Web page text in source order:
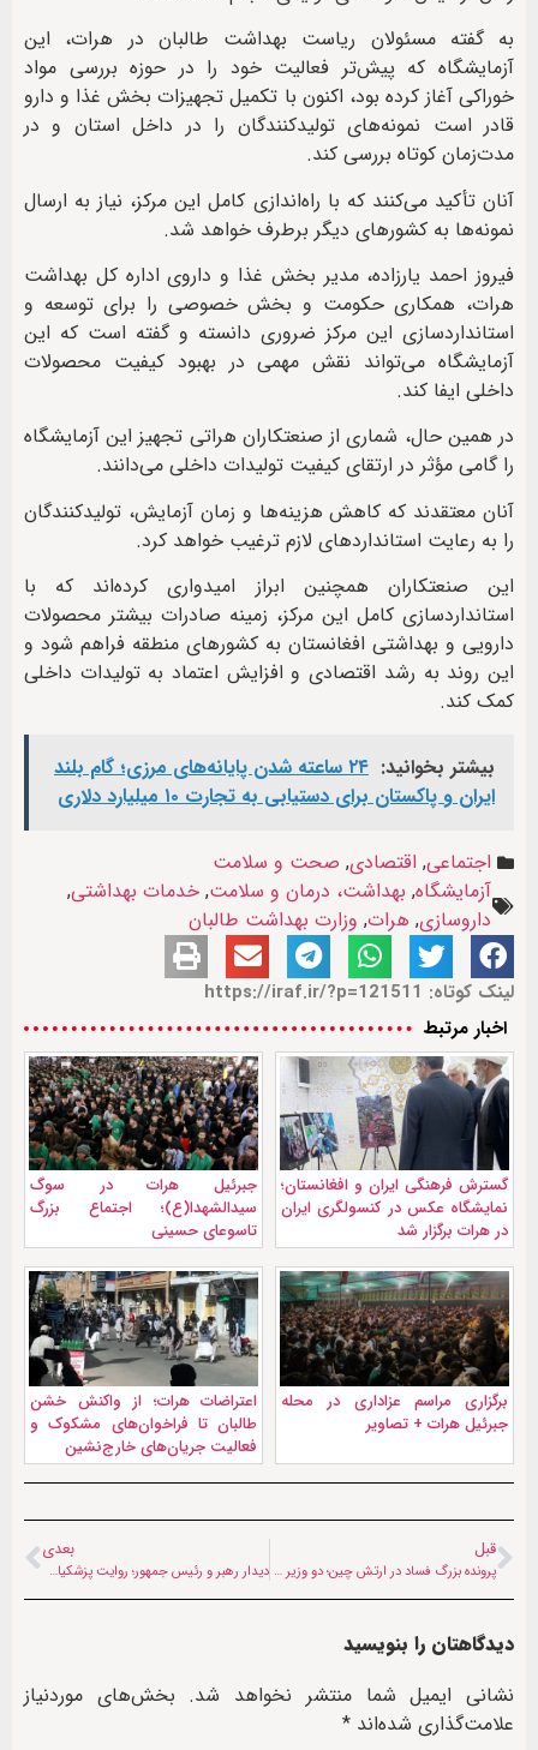
به گفته مسئولان ریاست بهداشت طالبان در هرات، این
آزمایشگاه که پیش‌تر فعالیت خود را در حوزه بررسی مواد
خوراکی آغاز کرده بود، اکنون با تکمیل تجهیزات بخش غذا و دارو
قادر است نمونه‌های تولیدکنندگان را در داخل استان و در
مدت‌زمان کوتاه بررسی کند.
آنان تأکید می‌کنند که با راه‌اندازی کامل این مرکز، نیاز به ارسال
نمونه‌ها به کشورهای دیگر برطرف خواهد شد.
فیروز احمد یارزاده، مدیر بخش غذا و داروی اداره کل بهداشت
هرات، همکاری حکومت و بخش خصوصی را برای توسعه و
استانداردسازی این مرکز ضروری دانسته و گفته است که این
آزمایشگاه می‌تواند نقش مهمی در بهبود کیفیت محصولات
داخلی ایفا کند.
در همین حال، شماری از صنعتکاران هراتی تجهیز این آزمایشگاه
را گامی مؤثر در ارتقای کیفیت تولیدات داخلی می‌دانند.
آنان معتقدند که کاهش هزینه‌ها و زمان آزمایش، تولیدکنندگان
را به رعایت استانداردهای لازم ترغیب خواهد کرد.
این صنعتکاران همچنین ابراز امیدواری کرده‌اند که با
استانداردسازی کامل این مرکز، زمینه صادرات بیشتر محصولات
دارویی و بهداشتی افغانستان به کشورهای منطقه فراهم شود و
این روند به رشد اقتصادی و افزایش اعتماد به تولیدات داخلی
کمک کند.
بیشتر بخوانید:
۲۴ ساعته شدن پایانه‌های مرزی؛ گام بلند
ایران و پاکستان برای دستیابی به تجارت ۱۰ میلیارد دلاری
اجتماعی, اقتصادی, صحت و سلامت
آزمایشگاه, بهداشت، درمان و سلامت, خدمات بهداشتی,
داروسازی, هرات, وزارت بهداشت طالبان
لینک کوتاه: https://iraf.ir/?p=121511
اخبار مرتبط
گسترش فرهنگی ایران و افغانستان؛
نمایشگاه عکس در کنسولگری ایران
در هرات برگزار شد
جبرئیل هرات در سوگ
سیدالشهدا(ع)؛ اجتماع بزرگ
تاسوعای حسینی
برگزاری مراسم عزاداری در محله
جبرئیل هرات + تصاویر
اعتراضات هرات؛ از واکنش خشن
طالبان تا فراخوان‌های مشکوک و
فعالیت جریان‌های خارج‌نشین
قبل
پرونده بزرگ فساد در ارتش چین؛ دو وزیر دفاع پیشین به اعدام محکوم شدند
بعدی
دیدار رهبر و رئیس جمهور؛ روایت پزشکیان از گفتگوی صمیمی با رهبر انقلاب
دیدگاهتان را بنویسید
نشانی ایمیل شما منتشر نخواهد شد. بخش‌های موردنیاز
علامت‌گذاری شده‌اند *